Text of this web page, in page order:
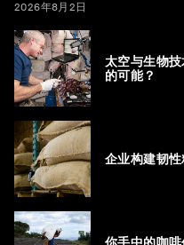
2026年8月2日
太空与生物
的可能？
企业构建韧